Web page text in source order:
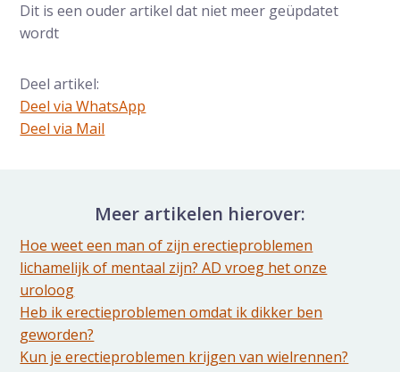
Dit is een ouder artikel dat niet meer geüpdatet
wordt
Deel artikel:
Deel via WhatsApp
Deel dit via Whatsapp
Deel via Mail
Meer artikelen hierover:
Hoe weet een man of zijn erectieproblemen
lichamelijk of mentaal zijn? AD vroeg het onze
uroloog
Heb ik erectieproblemen omdat ik dikker ben
geworden?
Kun je erectieproblemen krijgen van wielrennen?